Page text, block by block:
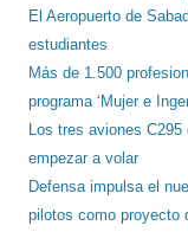
El Aeropuerto de
estudiantes
Más de 1.500
programa ‘Mujer e
Los tres aviones
empezar a volar
Defensa impulsa el
pilotos como proyecto